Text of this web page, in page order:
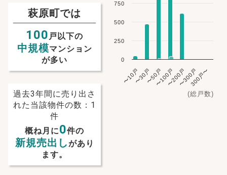
萩原町では
100 戸以下の
中規模マンション
が多い
過去3年間に売り出さ
れた当該物件の数：1
件
概ね月に0件の
新規売出しがあり
ます。
(総戸数)
〜10戸〜30戸〜50戸〜100戸〜200戸〜300戸300戸〜
0
250
500
750